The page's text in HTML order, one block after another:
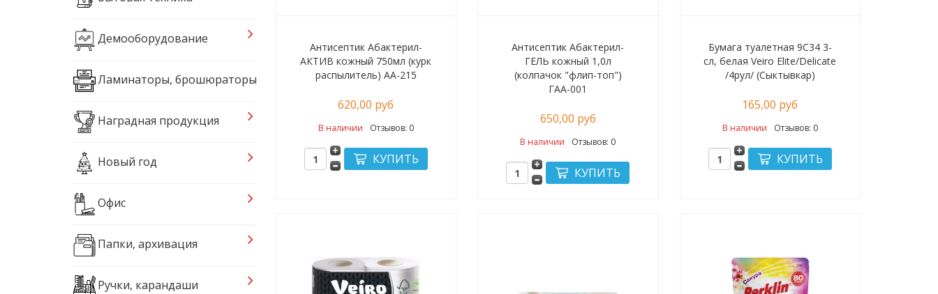
Антисептик Абактерил-
АКТИВ кожный 750мл (курк
распылитель) АА-215
620,00 руб
В наличии Отзывов: 0
Антисептик Абактерил-
ГЕЛЬ кожный 1,0л
(колпачок "флип-топ")
ГАА-001
650,00 руб
В наличии Отзывов: 0
Бумага туалетная 9С34 3-
сл, белая Veiro Elite/Delicate
/4рул/ (Сыктывкар)
165,00 руб
В наличии Отзывов: 0
Демооборудование
Ламинаторы, брошюраторы
Наградная продукция
Новый год
Офис
Папки, архивация
Ручки, карандаши